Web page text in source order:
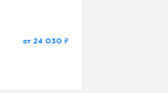
от 24 030 ₽